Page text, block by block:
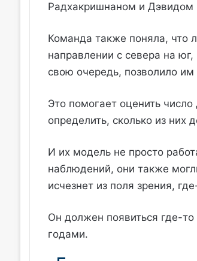
Радхакришнаном и Дэвидом
Команда также поняла, что
направлении с севера на юг,
свою очередь, позволило
Это помогает оценить
определить, сколько из них
И их модель не просто
наблюдений, они также
исчезнет из поля зрения,
Он должен появиться где-
годами.